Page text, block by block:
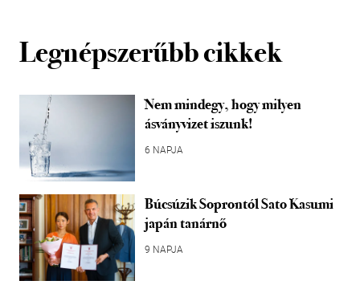
Legnépszerűbb cikkek
Nem mindegy, hogy milyen
ásványvizet iszunk!
6 NAPJA
Búcsúzik Soprontól Sato Kasumi
japán tanárnő
9 NAPJA